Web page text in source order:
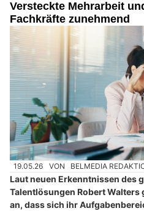
Versteckte Mehrarbeit
Fachkräfte zunehmend
19.05.26 VON BELMEDIA
Laut neuen Erkenntnissen des
Talentlösungen Robert Walters
an, dass sich ihr